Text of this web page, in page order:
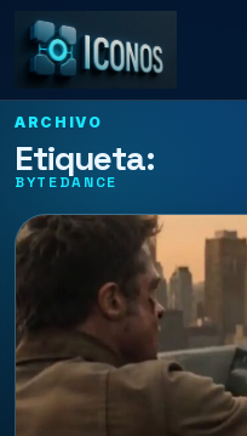
ARCHIVO
Etiqueta:
BYTEDANCE